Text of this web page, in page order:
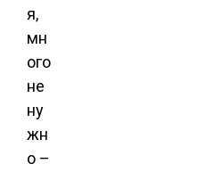
я,
мн
ого
не
ну
жн
о –